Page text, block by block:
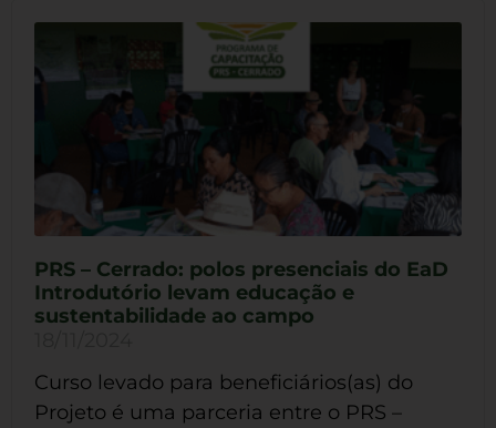
PRS – Cerrado: polos presenciais do EaD
Introdutório levam educação e
sustentabilidade ao campo
Curso levado para beneficiários(as) do
Projeto é uma parceria entre o PRS –